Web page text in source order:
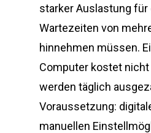
starker Auslastung für
Wartezeiten von
hinnehmen müssen.
Computer kostet nicht
werden täglich
Voraussetzung:
manuellen